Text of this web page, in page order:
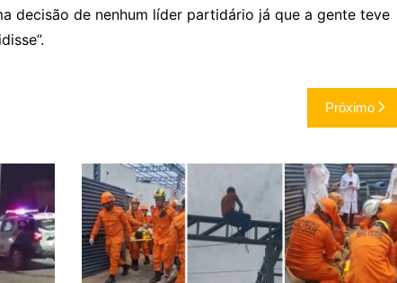
decisão de nenhum líder partidário já que a gente teve
Próximo